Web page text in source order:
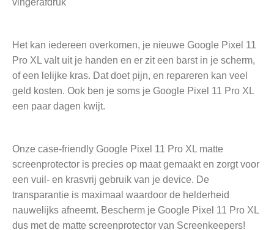
Het kan iedereen overkomen, je nieuwe Google Pixel 11
Pro XL valt uit je handen en er zit een barst in je scherm,
of een lelijke kras. Dat doet pijn, en repareren kan veel
geld kosten. Ook ben je soms je Google Pixel 11 Pro XL
een paar dagen kwijt.
Onze case-friendly Google Pixel 11 Pro XL matte
screenprotector is precies op maat gemaakt en zorgt voor
een vuil- en krasvrij gebruik van je device. De
transparantie is maximaal waardoor de helderheid
nauwelijks afneemt. Bescherm je Google Pixel 11 Pro XL
dus met de matte screenprotector van Screenkeepers!